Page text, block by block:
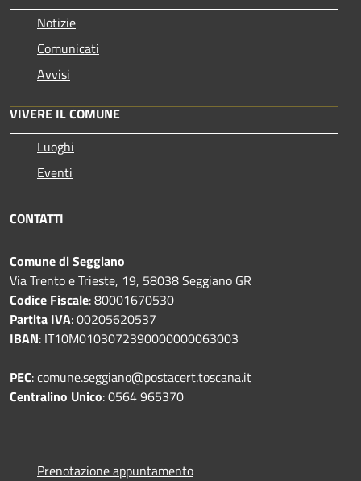
Notizie
Comunicati
Avvisi
VIVERE IL COMUNE
Luoghi
Eventi
CONTATTI
Comune di Seggiano
Via Trento e Trieste, 19, 58038 Seggiano GR
Codice Fiscale: 80001670530
Partita IVA: 00205620537
IBAN: IT10M0103072390000000063003
PEC: comune.seggiano@postacert.toscana.it
Centralino Unico: 0564 965370
Prenotazione appuntamento